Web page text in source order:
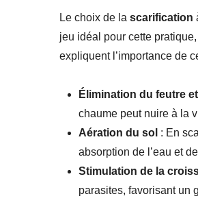
Le choix de la scarification
jeu idéal pour cette
expliquent l’importance de
Élimination du feutre
chaume peut nuire à la
Aération du sol : En
absorption de l’eau et
Stimulation de la
parasites, favorisant un